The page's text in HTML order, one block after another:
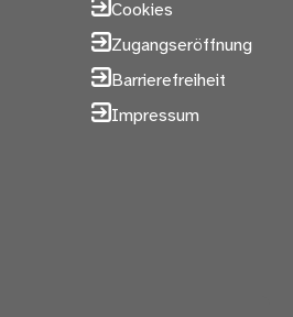
Cookies
Zugangseröffnung
Barrierefreiheit
Impressum